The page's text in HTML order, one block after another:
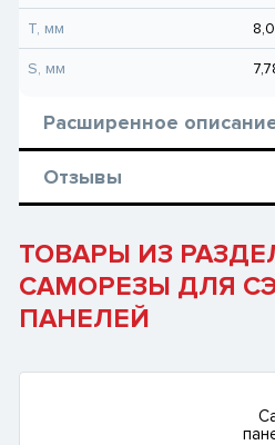
T, мм
S, мм
Расширенное
Отзывы
ТОВАРЫ ИЗ
САМОРЕЗЫ ДЛЯ
ПАНЕЛЕЙ